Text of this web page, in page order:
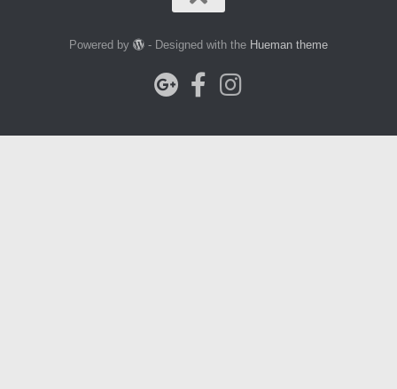
Powered by - Designed with the Hueman theme